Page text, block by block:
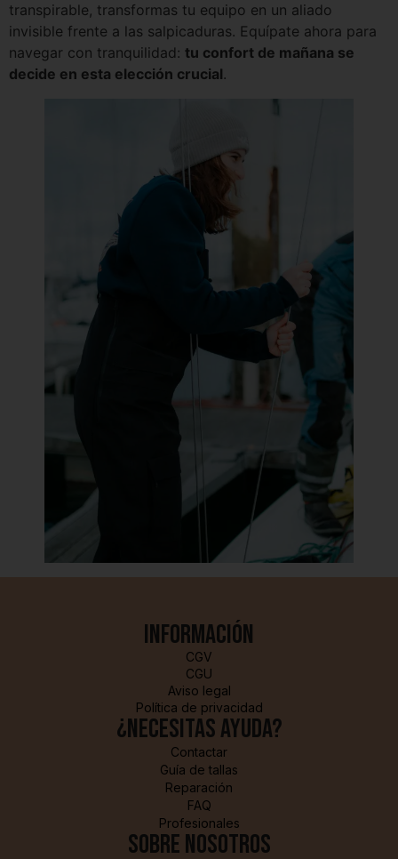
transpirable, transformas tu equipo en un aliado
invisible frente a las salpicaduras. Equípate ahora para
navegar con tranquilidad: tu confort de mañana se
decide en esta elección crucial.
Información
CGV
CGU
Aviso legal
Política de privacidad
¿Necesitas ayuda?
Contactar
Guía de tallas
Reparación
FAQ
Profesionales
sobre nosotros